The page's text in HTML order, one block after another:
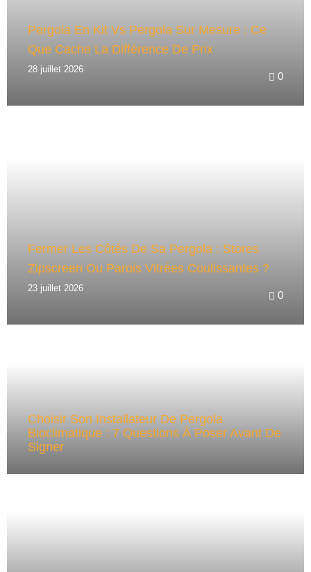
Pergola En Kit Vs Pergola Sur Mesure : Ce
Que Cache La Différence De Prix
28 juillet 2026
0
Fermer Les Côtés De Sa Pergola : Stores
Zipscreen Ou Parois Vitrées Coulissantes ?
23 juillet 2026
0
Choisir Son Installateur De Pergola
Bioclimatique : 7 Questions À Poser Avant De
Signer